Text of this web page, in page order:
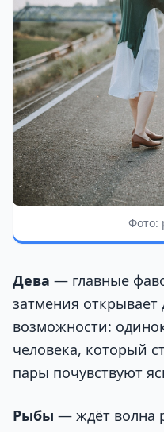
Фото:
Дева — главные
затмения
возможности:
человека, который
пары почувствуют
Рыбы — ждёт волна